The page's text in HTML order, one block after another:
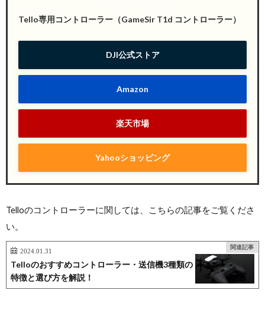
Tello専用コントローラー（GameSir T1d コントローラー）
DJI公式ストア
Amazon
楽天市場
Yahooショッピング
Telloのコントローラーに関しては、こちらの記事をご覧くださ
い。
関連記事
2024.01.31
Telloのおすすめコントローラー・送信機3種類の
特徴と選び方を解説！